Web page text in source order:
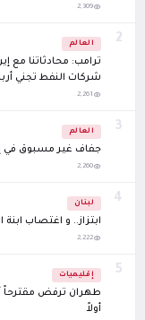
2,309
2 العالم
ترامب: محادثاتنا مع
شركات النفط تجني
2,261
3 العالم
جفاف غير مسبوق في
2,260
4 لبنان
ابتزاز.. و اغتصاب ابنة الـ 13 سنة في
2,222
5 إقليميات
طهران ترفض مقترحاً
أولاً